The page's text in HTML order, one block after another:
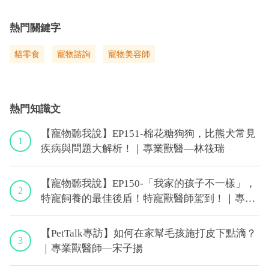
熱門關鍵字
貓零食 寵物諮詢 寵物美容師
熱門知識文
1
【寵物聽我說】EP151-棉花糖狗狗，比熊犬常見
疾病與問題大解析！｜專業獸醫—林筱瑞
2
【寵物聽我說】EP150-「我家的孩子不一樣」，
特寵飼養的最佳後盾！特寵獸醫師駕到！｜專業
獸醫—侯彣
3
【PetTalk專訪】如何在家幫毛孩施打皮下點滴？
｜專業獸醫師—宋子揚